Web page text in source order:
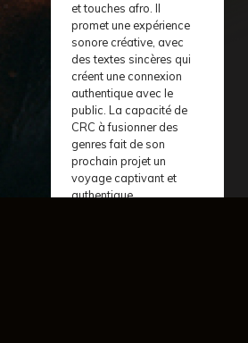
et touches afro. Il
promet une expérience
sonore créative, avec
des textes sincères qui
créent une connexion
authentique avec le
public. La capacité de
CRC à fusionner des
genres fait de son
prochain projet un
voyage captivant et
authentique.